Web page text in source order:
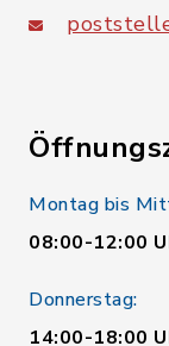
Montag bis
08:00-12:00
Donnerstag:
14:00-18:00